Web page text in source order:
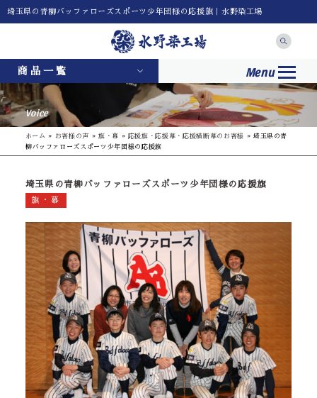
埼玉県の青柳バッファローズスポーツ少年団様の応援旗｜水野染工場
商品一覧 Menu
Voice
ホーム » お客様の声 » 旗・幕 » 応援旗・応援幕・応援横断幕のお客様 » 埼玉県の青
柳バッファローズスポーツ少年団様の応援旗
埼玉県の青柳バッファローズスポーツ少年団様の応援旗
旗・幕